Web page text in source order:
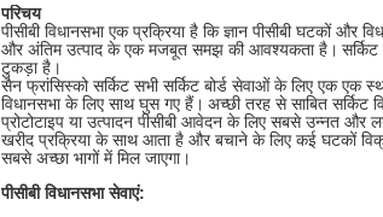
परिचय
पीसीबी विधानसभा एक प्रक्रिया है कि ज्ञान पीसीबी घटकों और
और अंतिम उत्पाद के एक मजबूत समझ की आवश्यकता है।
टुकड़ा है।
सैन फ्रांसिस्को सर्किट सभी सर्किट बोर्ड सेवाओं के लिए एक एक
विधानसभा के लिए साथ घुस गए हैं। अच्छी तरह से साबित सर्किट
प्रोटोटाइप या उत्पादन पीसीबी आवेदन के लिए सबसे उन्नत
खरीद प्रक्रिया के साथ आता है और बचाने के लिए कई घटकों
सबसे अच्छा भागों में मिल जाएगा।
पीसीबी विधानसभा सेवाएं: